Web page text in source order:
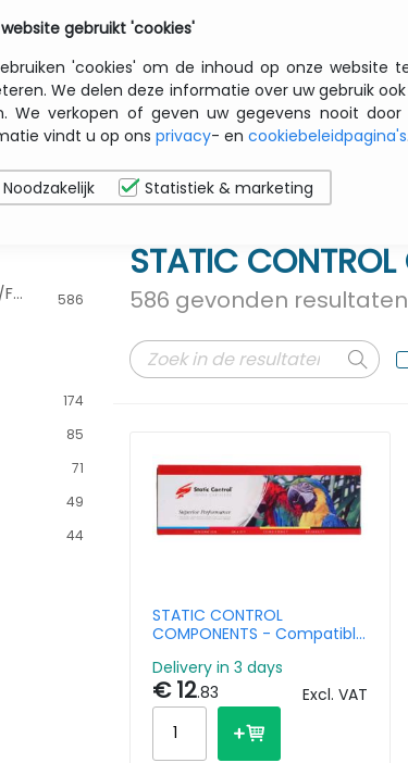
STATIC CONTROL COMPONENTS
586
174
85
71
49
44
STATIC
586 gevonden resultaten
STATIC CONTROL
COMPONENTS - Compatible
TK-1160 Black 7.2k Pages
Delivery in 3 days
€ 12.83 Excl. VAT
gebruikt 'cookies'
'cookies' om de inhoud op onze website
We delen deze informatie over uw gebruik
We verkopen of geven uw gegevens nooit
vindt u op ons privacy- en cookiebeleidpagina's.
Noodzakelijk Statistiek & marketing